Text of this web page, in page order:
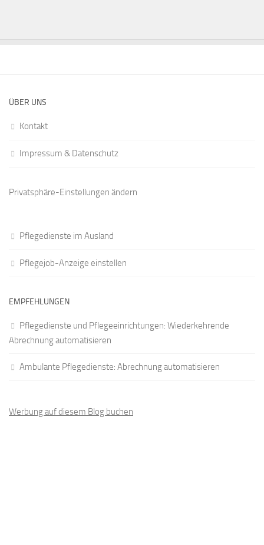
ÜBER UNS
Kontakt
Impressum & Datenschutz
Privatsphäre-Einstellungen ändern
Pflegedienste im Ausland
Pflegejob-Anzeige einstellen
EMPFEHLUNGEN
Pflegedienste und Pflegeeinrichtungen: Wiederkehrende
Abrechnung automatisieren
Ambulante Pflegedienste: Abrechnung automatisieren
Werbung auf diesem Blog buchen